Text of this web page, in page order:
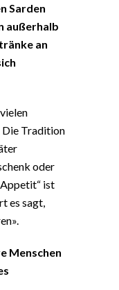
Sarden
außerhalb
an
Die Tradition
oder
Appetit“ ist
es sagt,
Menschen